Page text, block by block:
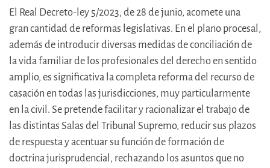
El Real Decreto-ley 5/2023, de 28 de junio, acomete una
gran cantidad de reformas legislativas. En el plano procesal,
además de introducir diversas medidas de conciliación de
la vida familiar de los profesionales del derecho en sentido
amplio, es significativa la completa reforma del recurso de
casación en todas las jurisdicciones, muy particularmente
en la civil. Se pretende facilitar y racionalizar el trabajo de
las distintas Salas del Tribunal Supremo, reducir sus plazos
de respuesta y acentuar su función de formación de
doctrina jurisprudencial, rechazando los asuntos que no